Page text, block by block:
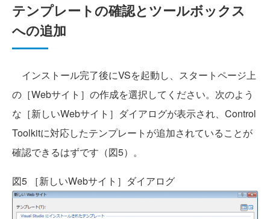
テンプレートの確認とツールボックス
への追加
インストール完了後にVSを起動し、スタートページ上
の［Webサイト］の作成を選択してください。次のよう
な［新しいWebサイト］ダイアログが表示され、Control
Toolkitに対応したテンプレートが追加されていることが
確認できるはずです（図5）。
図5 ［新しいWebサイト］ダイアログ